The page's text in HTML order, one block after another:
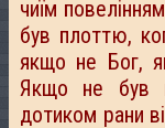
чиїм
був плоттю,
якщо не Бог,
Якщо не був
дотиком рани